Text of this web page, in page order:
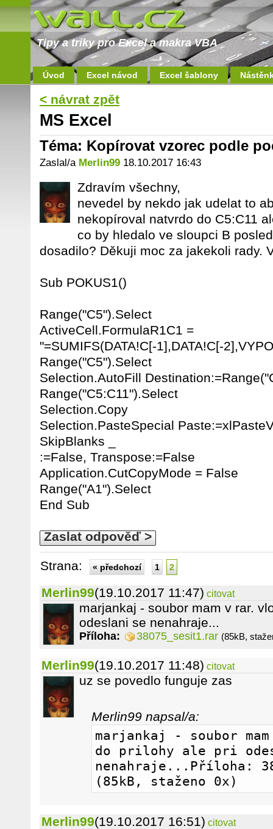
Tipy a triky pro Excel a makra VBA
Úvod Excel návod Excel šablony
< návrat zpět
MS Excel
Téma: Kopírovat vzorec podle
Zaslal/a Merlin99 18.10.2017 16:43
Zdravím všechny,
nevedel by nekdo jak udelat to
nekopíroval natvrdo do C5:C11
co by hledalo ve sloupci B
dosadilo? Děkuji moc za jakekoli rady.
Sub POKUS1()
Range("C5").Select
ActiveCell.FormulaR1C1 =
"=SUMIFS(DATA!C[-1],DATA!C[-
Range("C5").Select
Selection.AutoFill
Range("C5:C11").Select
Selection.Copy
Selection.PasteSpecial
SkipBlanks _
:=False, Transpose:=False
Application.CutCopyMode = False
Range("A1").Select
End Sub
Zaslat odpověď >
Strana: « předchozí 1 2
Merlin99(19.10.2017 11:47) citovat
marjankaj - soubor mam v rar.
odeslani se nenahraje...
Příloha: 38075_sesit1.rar (85kB,
Merlin99(19.10.2017 11:48) citovat
uz se povedlo funguje zas
Merlin99 napsal/a:
marjankaj - soubor
do prilohy ale pri
nenahraje...Příloha:
(85kB, staženo 0x)
Merlin99(19.10.2017 16:51) citovat